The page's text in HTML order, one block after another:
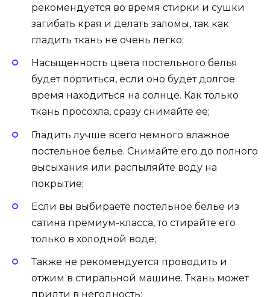
рекомендуется во время стирки и сушки
загибать края и делать заломы, так как
гладить ткань не очень легко;
Насыщенность цвета постельного белья
будет портиться, если оно будет долгое
время находиться на солнце. Как только
ткань просохла, сразу снимайте ее;
Гладить лучше всего немного влажное
постельное белье. Снимайте его до полного
высыхания или распыляйте воду на
покрытие;
Если вы выбираете постельное белье из
сатина премиум-класса, то стирайте его
только в холодной воде;
Также не рекомендуется проводить и
отжим в стиральной машине. Ткань может
придти в негодность;